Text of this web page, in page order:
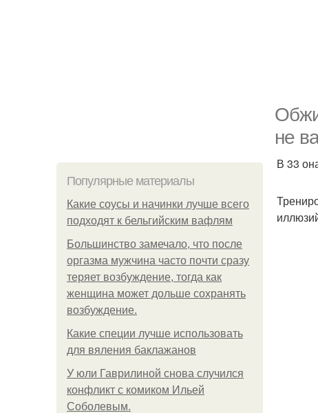
не
Популярные материалы
Какие соусы и начинки лучше всего
подходят к бельгийским вафлям
Большинство замечало, что после
оргазма мужчина часто почти сразу
теряет возбуждение, тогда как
женщина может дольше сохранять
возбуждение.
Какие специи лучше использовать
для вяления баклажанов
У юли Гаврилиной снова случился
конфликт с комиком Ильей
Соболевым.
В 33